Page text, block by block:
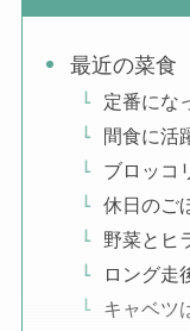
最近の菜食
定番にな
間食に活
ブロッコ
休日のご
野菜とヒ
ロング走
キャベツ